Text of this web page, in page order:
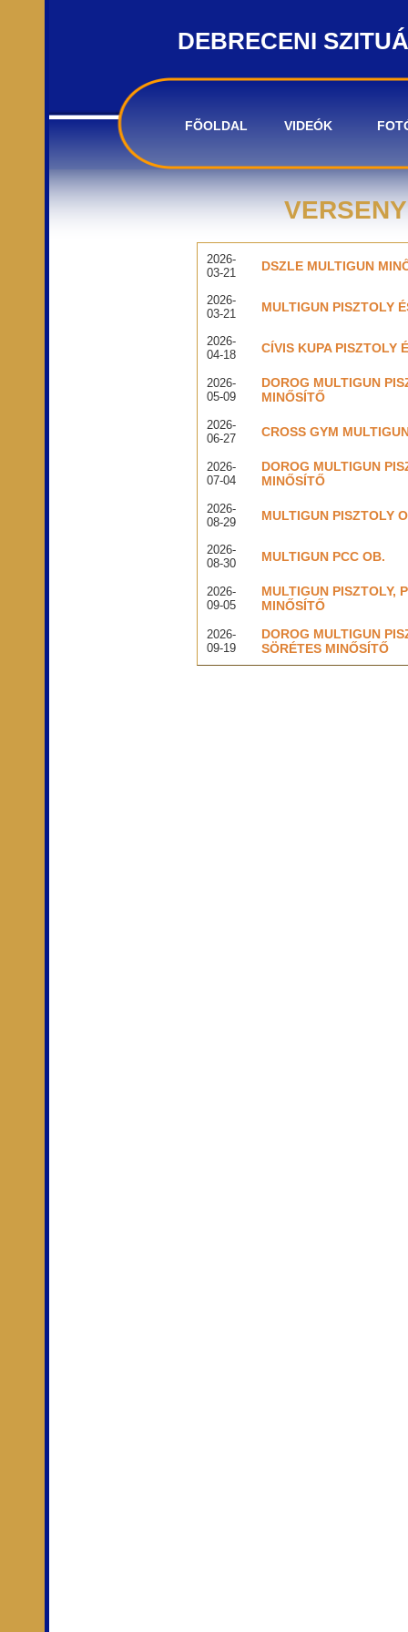
DEBRECENI
FÕOLDAL VIDEÓK
2026-
03-21
DSZLE MULTIGUN
2026-
03-21
MULTIGUN PISZTOLY
2026-
04-18
CÍVIS KUPA PISZTOLY
2026-
05-09
DOROG MULTIGUN
MINŐSÍTŐ
2026-
06-27
CROSS GYM
2026-
07-04
DOROG MULTIGUN
MINŐSÍTŐ
2026-
08-29
MULTIGUN PISZTOLY
2026-
08-30
MULTIGUN PCC OB.
2026-
09-05
MULTIGUN PISZTOLY,
MINŐSÍTŐ
2026-
09-19
DOROG MULTIGUN
SÖRÉTES MINŐSÍTŐ